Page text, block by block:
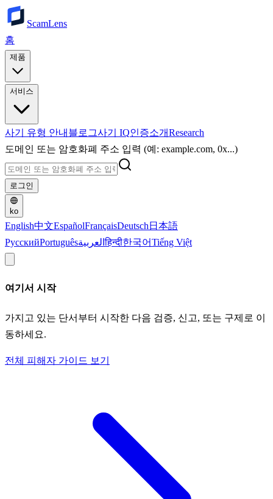
ScamLens
홈
제품
서비스
사기 유형 안내 블로그사기 IQ인증소개Research
도메인 또는 암호화폐 주소 입력 (예: example.com, 0x...)
로그인
ko
English中文EspañolFrançaisDeutsch 日本語
РусскийPortuguêsالعربيةहिन्दी한국어Tiếng Việt
여기서 시작
가지고 있는 단서부터 시작한 다음 검증, 신고, 또는 구제로 이
동하세요.
전체 피해자 가이드 보기